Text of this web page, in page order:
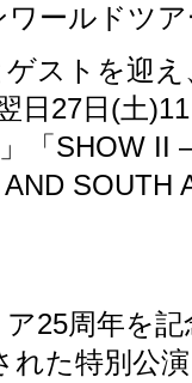
ールドツ
ストを迎え
日 27日 (土
」「 SHOW II
SOUTH
25周年を
れた特別公